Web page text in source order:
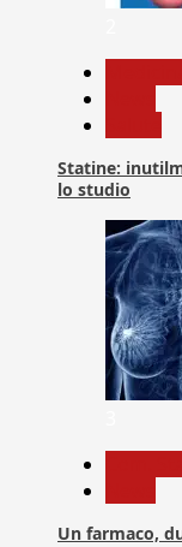
Statine:
lo studio
Un farmaco,